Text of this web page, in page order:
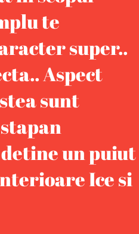
te
super..
Aspect
sunt
un puiut
Ice si